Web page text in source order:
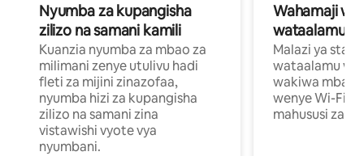
Nyumba za kupangisha
zilizo na samani kamili
Kuanzia nyumba za mbao za
milimani zenye utulivu hadi
fleti za mijini zinazofaa,
nyumba hizi za kupangisha
zilizo na samani zina
vistawishi vyote vya
nyumbani.
Wahamaji
wataalamu
Malazi ya
wataalamu
wakiwa mbali
wenye Wi-Fi
mahususi za